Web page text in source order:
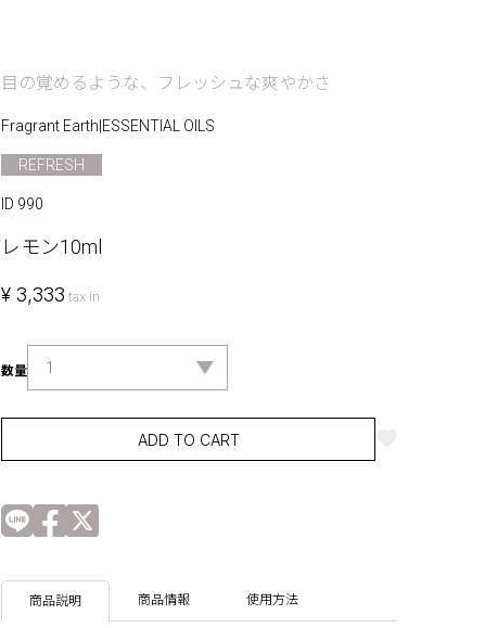
目の覚めるような、フレッシュな爽やかさ
Fragrant Earth ESSENTIAL OILS
REFRESH
ID 990
レモン10ml
¥ 3,333 tax in
数量
ADD TO CART
商品説明 商品情報 使用方法